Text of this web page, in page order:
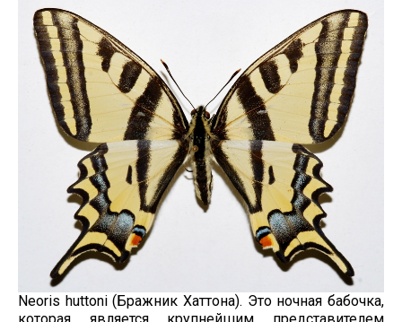
Neoris huttoni (Бражник Хаттона). Это ночная бабочка,